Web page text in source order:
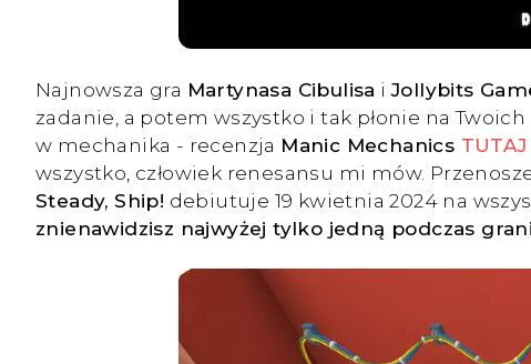
Najnowsza gra Martynasa Cibulisa iJollybits
zadanie, a potem wszystko i tak płonie na
w mechanika - recenzja Manic Mechanics TUTAJ
wszystko, człowiek renesansu mi mów.
Steady, Ship! debiutuje 19 kwietnia 2024 na
znienawidzisz najwyżej tylko jedną podczas